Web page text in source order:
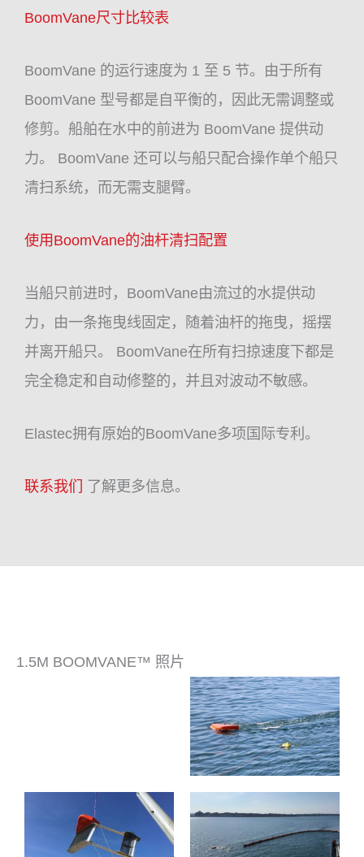
BoomVane尺寸比较表
BoomVane 的运行速度为 1 至 5 节。由于所有
BoomVane 型号都是自平衡的，因此无需调整或
修剪。船舶在水中的前进为 BoomVane 提供动
力。 BoomVane 还可以与船只配合操作单个船只
清扫系统，而无需支腿臂。
使用BoomVane的油杆清扫配置
当船只前进时，BoomVane由流过的水提供动
力，由一条拖曳线固定，随着油杆的拖曳，摇摆
并离开船只。 BoomVane在所有扫掠速度下都是
完全稳定和自动修整的，并且对波动不敏感。
Elastec拥有原始的BoomVane多项国际专利。
联系我们 了解更多信息。
1.5M BOOMVANE™ 照片